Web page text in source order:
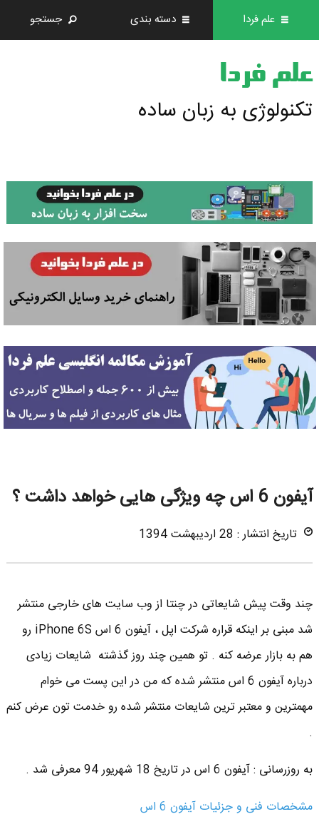
علم فردا دسته بندی جستجو
علم فردا
تکنولوژی به زبان ساده
آیفون 6 اس چه ویژگی هایی خواهد داشت ؟
تاریخ انتشار : 28 اردیبهشت 1394
چند وقت پیش شایعاتی در چنتا از وب سایت های خارجی منتشر
شد مبنی بر اینکه قراره شرکت اپل ، آیفون 6 اس iPhone 6S رو
هم به بازار عرضه کنه . تو همین چند روز گذشته شایعات زیادی
درباره آیفون 6 اس منتشر شده که من در این پست می خوام
مهمترین و معتبر ترین شایعات منتشر شده رو خدمت تون عرض کنم
.
به روزرسانی : آیفون 6 اس در تاریخ 18 شهریور 94 معرفی شد .
مشخصات فنی و جزئیات آیفون 6 اس